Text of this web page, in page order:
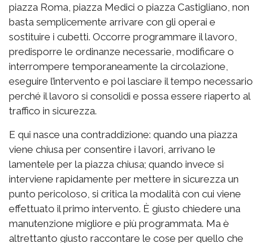
piazza Roma, piazza Medici o piazza Castigliano, non
basta semplicemente arrivare con gli operai e
sostituire i cubetti. Occorre programmare il lavoro,
predisporre le ordinanze necessarie, modificare o
interrompere temporaneamente la circolazione,
eseguire l’intervento e poi lasciare il tempo necessario
perché il lavoro si consolidi e possa essere riaperto al
traffico in sicurezza.
E qui nasce una contraddizione: quando una piazza
viene chiusa per consentire i lavori, arrivano le
lamentele per la piazza chiusa; quando invece si
interviene rapidamente per mettere in sicurezza un
punto pericoloso, si critica la modalità con cui viene
effettuato il primo intervento. È giusto chiedere una
manutenzione migliore e più programmata. Ma è
altrettanto giusto raccontare le cose per quello che